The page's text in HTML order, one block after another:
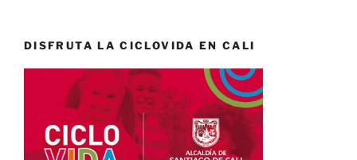
DISFRUTA LA CICLOVIDA EN CALI